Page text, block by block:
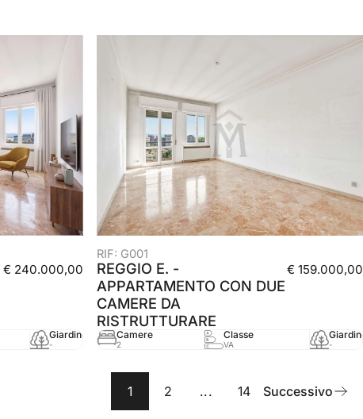
€ 240.000,00
Giardino
-
RIF: G001
REGGIO E. -
APPARTAMENTO CON DUE
CAMERE DA
RISTRUTTURARE
€ 159.000,00
Camere
2
Classe
VA
Giardino
-
1 2 ... 14 Successivo